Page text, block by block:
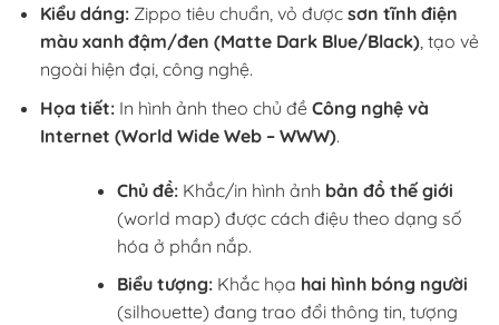
Kiểu dáng:Zippo tiêu chuẩn, vỏ được sơn tĩnh điện
màu xanh đậm/đen (Matte Dark Blue/Black), tạo vẻ
ngoài hiện đại, công nghệ.
Họa tiết:In hình ảnh theo chủ đề Công nghệ và
Internet (World Wide Web – WWW).
Chủ đề:Khắc/in hình ảnh bản đồ thế giới
(world map) được cách điệu theo dạng số
hóa ở phần nắp.
Biểu tượng:Khắc họa hai hình bóng người
(silhouette) đang trao đổi thông tin, tượng